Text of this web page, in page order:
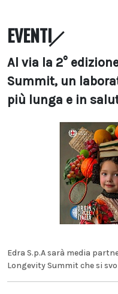
EVENTI
Al via la 2°
Summit, un
più lunga e in
Edra S.p.A sarà media
Longevity Summit che si